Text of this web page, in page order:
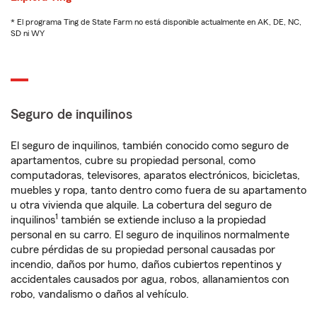
* El programa Ting de State Farm no está disponible actualmente en AK, DE, NC,
SD ni WY
Seguro de inquilinos
El seguro de inquilinos, también conocido como seguro de
apartamentos, cubre su propiedad personal, como
computadoras, televisores, aparatos electrónicos, bicicletas,
muebles y ropa, tanto dentro como fuera de su apartamento
u otra vivienda que alquile. La cobertura del seguro de
inquilinos1 también se extiende incluso a la propiedad
personal en su carro. El seguro de inquilinos normalmente
cubre pérdidas de su propiedad personal causadas por
incendio, daños por humo, daños cubiertos repentinos y
accidentales causados por agua, robos, allanamientos con
robo, vandalismo o daños al vehículo.